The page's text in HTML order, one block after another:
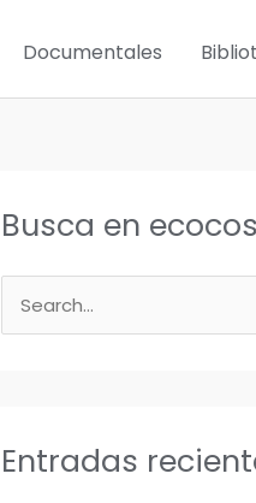
Documentales
Busca en
u
rEntradas